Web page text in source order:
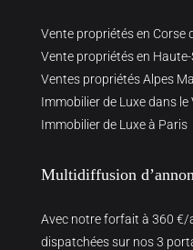
Vente propriétés en Corse
Vente propriétés en
Ventes propriétés Alpes
Immobilier de Luxe dans le
Immobilier de Luxe à Paris
Multidiffusion
Avec notre forfait à 360 €/
dispatchées sur nos 3